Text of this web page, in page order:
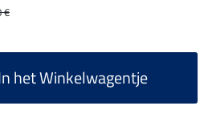
€
het Winkelwagentje